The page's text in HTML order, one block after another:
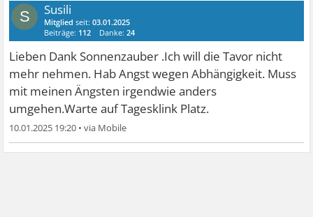
S Susili
Mitglied seit:03.01.2025
Beiträge: 112 Danke:24
Lieben Dank Sonnenzauber .Ich will die Tavor nicht
mehr nehmen. Hab Angst wegen Abhängigkeit. Muss
mit meinen Ängsten irgendwie anders
umgehen.Warte auf Tagesklink Platz.
10.01.2025 19:20 •